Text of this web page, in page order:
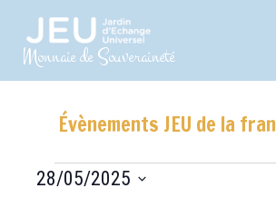
contenuMonnaie de Souveraineté
Évènements JEU de la
Évènements
28/05/2025